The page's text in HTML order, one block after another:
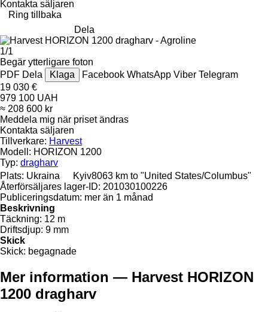
Kontakta säljaren
Ring tillbaka
Dela
1/1
Begär ytterligare foton
PDF Dela Klaga Facebook WhatsApp Viber Telegram
19 030 €
979 100 UAH
≈ 208 600 kr
Meddela mig när priset ändras
Kontakta säljaren
Tillverkare: Harvest
Modell: HORIZON 1200
Typ: dragharv
Plats: Ukraina Kyiv8063 km to "United States/Columbus"
Återförsäljares lager-ID: 201030100226
Publiceringsdatum: mer än 1 månad
Beskrivning
Täckning: 12 m
Driftsdjup: 9 mm
Skick
Skick: begagnade
Mer information — Harvest HORIZON
1200 dragharv